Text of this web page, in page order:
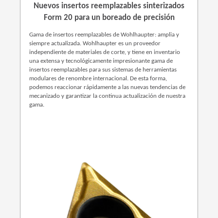
Nuevos insertos reemplazables sinterizados
Form 20 para un boreado de precisión
Gama de insertos reemplazables de Wohlhaupter: amplia y
siempre actualizada. Wohlhaupter es un proveedor
independiente de materiales de corte, y tiene en inventario
una extensa y tecnológicamente impresionante gama de
insertos reemplazables para sus sistemas de herramientas
modulares de renombre internacional. De esta forma,
podemos reaccionar rápidamente a las nuevas tendencias de
mecanizado y garantizar la continua actualización de nuestra
gama.